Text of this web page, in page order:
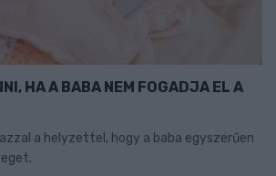
HA A BABA NEM FOGADJA EL A
a helyzettel, hogy a baba egyszerűen